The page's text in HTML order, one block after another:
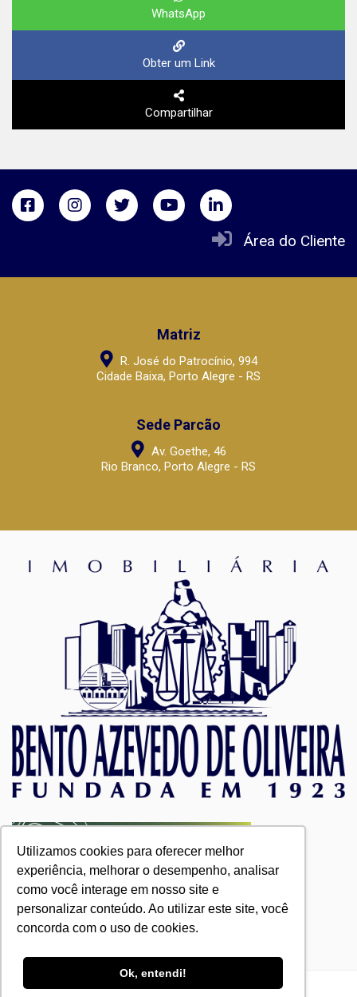
Utilizamos cookies para oferecer melhor
experiência, melhorar o desempenho, analisar
como você interage em nosso site e
personalizar conteúdo. Ao utilizar este site, você
concorda com o uso de cookies.
Ok, entendi!
WhatsApp
Obter um Link
Compartilhar
Área do Cliente
Matriz
R. José do Patrocínio, 994
Cidade Baixa, Porto Alegre - RS
Sede Parcão
Av. Goethe, 46
Rio Branco, Porto Alegre - RS
Bento Azevedo. CRECI 24360J © 2026